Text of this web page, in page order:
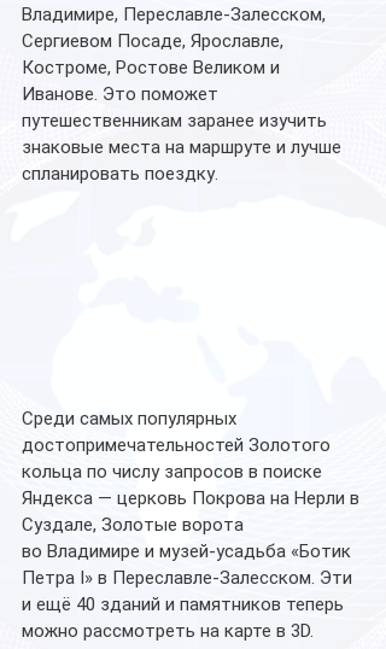
Владимире, Переславле-Залесском,
Сергиевом Посаде, Ярославле,
Костроме, Ростове Великом и
Иванове. Это поможет
путешественникам заранее изучить
знаковые места на маршруте и лучше
спланировать поездку.
Среди самых популярных
достопримечательностей Золотого
кольца по числу запросов в поиске
Яндекса — церковь Покрова на Нерли в
Суздале, Золотые ворота
во Владимире и музей-усадьба «Ботик
Петра I» в Переславле-Залесском. Эти
и ещё 40 зданий и памятников теперь
можно рассмотреть на карте в 3D.